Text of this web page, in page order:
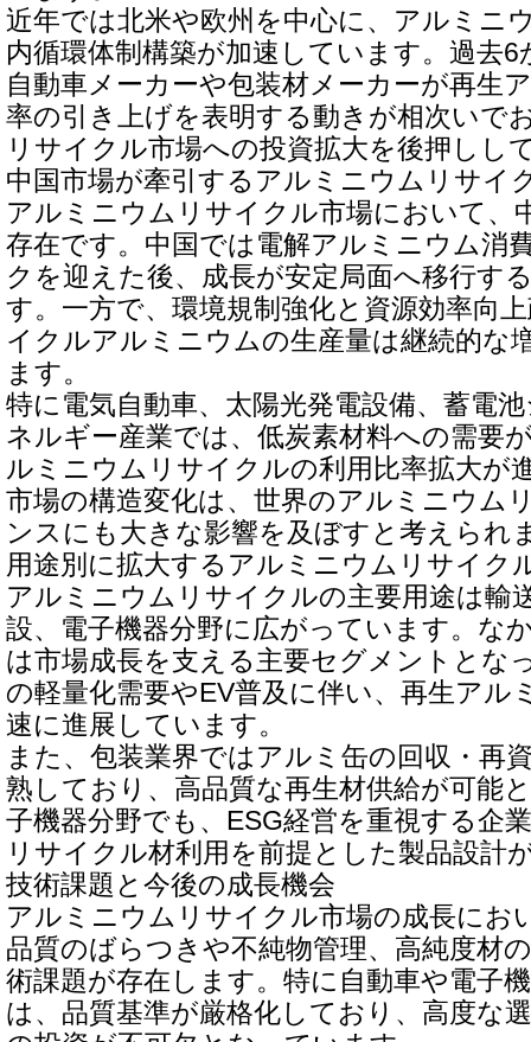
近年では北米や欧州を中心に、アルミニ
内循環体制構築が加速しています。過去
自動車メーカーや包装材メーカーが再生
率の引き上げを表明する動きが相次いで
リサイクル市場への投資拡大を後押しし
中国市場が牽引するアルミニウムリサイ
アルミニウムリサイクル市場において、
存在です。中国では電解アルミニウム消
クを迎えた後、成長が安定局面へ移行す
す。一方で、環境規制強化と資源効率向
イクルアルミニウムの生産量は継続的な
ます。
特に電気自動車、太陽光発電設備、蓄電
ネルギー産業では、低炭素材料への需要
ルミニウムリサイクルの利用比率拡大が
市場の構造変化は、世界のアルミニウム
ンスにも大きな影響を及ぼすと考えられ
用途別に拡大するアルミニウムリサイク
アルミニウムリサイクルの主要用途は輸
設、電子機器分野に広がっています。な
は市場成長を支える主要セグメントとな
の軽量化需要やEV普及に伴い、再生アル
速に進展しています。
また、包装業界ではアルミ缶の回収・再
熟しており、高品質な再生材供給が可能
子機器分野でも、ESG経営を重視する企
リサイクル材利用を前提とした製品設計
技術課題と今後の成長機会
アルミニウムリサイクル市場の成長にお
品質のばらつきや不純物管理、高純度材
術課題が存在します。特に自動車や電子
は、品質基準が厳格化しており、高度な